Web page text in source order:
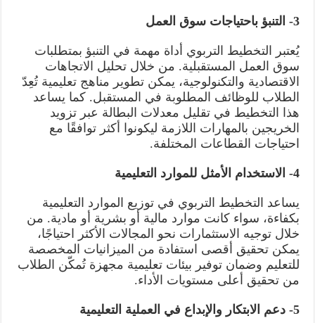
3- التنبؤ باحتياجات سوق العمل
يُعتبر التخطيط التربوي أداة مهمة في التنبؤ بمتطلبات
سوق العمل المستقبلية. من خلال تحليل الاتجاهات
الاقتصادية والتكنولوجية، يمكن تطوير مناهج تعليمية تُعِدّ
الطلاب للوظائف المطلوبة في المستقبل. كما يساعد
هذا التخطيط في تقليل معدلات البطالة عبر تزويد
الخريجين بالمهارات اللازمة ليكونوا أكثر توافقًا مع
احتياجات القطاعات المختلفة.
4- الاستخدام الأمثل للموارد التعليمية
يساعد التخطيط التربوي في توزيع الموارد التعليمية
بكفاءة، سواء كانت موارد مالية أو بشرية أو مادية. من
خلال توجيه الاستثمارات نحو المجالات الأكثر احتياجًا،
يمكن تحقيق أقصى استفادة من الميزانيات المخصصة
للتعليم وضمان توفير بيئات تعليمية مجهزة تُمكّن الطلاب
من تحقيق أعلى مستويات الأداء.
5- دعم الابتكار والإبداع في العملية التعليمية